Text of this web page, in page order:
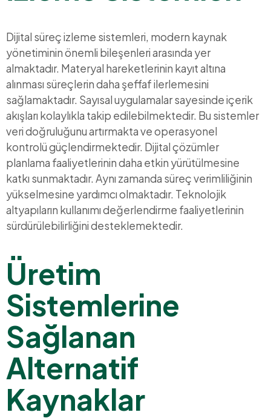
Dijital süreç izleme sistemleri, modern kaynak
yönetiminin önemli bileşenleri arasında yer
almaktadır. Materyal hareketlerinin kayıt altına
alınması süreçlerin daha şeffaf ilerlemesini
sağlamaktadır. Sayısal uygulamalar sayesinde içerik
akışları kolaylıkla takip edilebilmektedir. Bu sistemler
veri doğruluğunu artırmakta ve operasyonel
kontrolü güçlendirmektedir. Dijital çözümler
planlama faaliyetlerinin daha etkin yürütülmesine
katkı sunmaktadır. Aynı zamanda süreç verimliliğinin
yükselmesine yardımcı olmaktadır. Teknolojik
altyapıların kullanımı değerlendirme faaliyetlerinin
sürdürülebilirliğini desteklemektedir.
Üretim
Sistemlerine
Sağlanan
Alternatif
Kaynaklar